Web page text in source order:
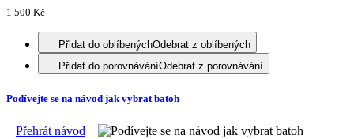
1 500 Kč
Přidat do oblíbenýchOdebrat z oblíbených
Přidat do porovnáváníOdebrat z porovnávání
Podívejte se na návod jak vybrat batoh
Přehrát návod